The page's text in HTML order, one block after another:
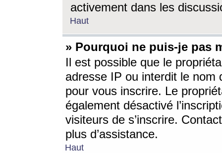
activement dans les
Haut
» Pourquoi ne puis-je pas
Il est possible que le
adresse IP ou interdit le nom
pour vous inscrire. Le
également désactivé
visiteurs de s’inscrire.
plus d’assistance.
Haut